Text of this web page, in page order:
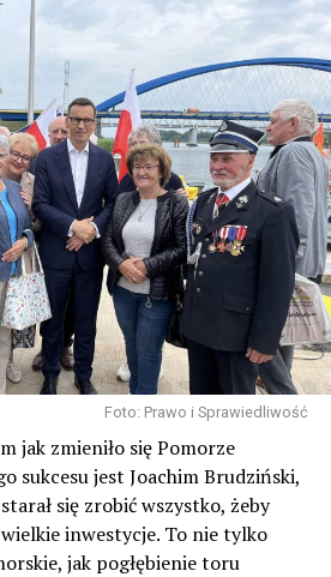
Foto: Prawo i Sprawiedliwość
jak zmieniło się Pomorze
sukcesu jest Joachim Brudziński,
się zrobić wszystko, żeby
inwestycje. To nie tylko
jak pogłębienie toru